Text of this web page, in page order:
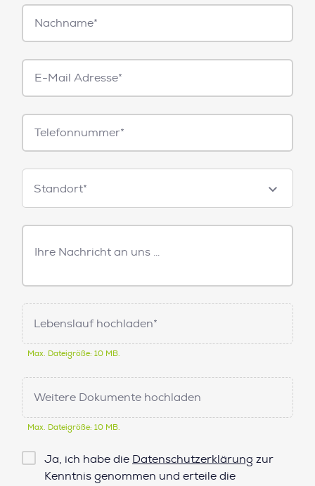
Nachname*
E-
Mail*
Telefonnummer
Standorte
Standort*
Freitext
Nachricht
Lebenslauf hochladen*
Max. Dateigröße: 10 MB.
Weitere Dokumente hochladen
Max. Dateigröße: 10 MB.
Checkbox
Datenschutz*
Ja, ich habe die Datenschutzerklärung zur
Kenntnis genommen und erteile die